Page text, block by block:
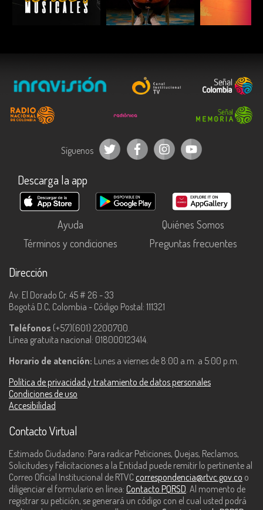
ESCUCHAR ESCUCHAR
Síguenos
Descarga la app
Ayuda
Quiénes Somos
Términos y condiciones
Preguntas frecuentes
Dirección
Av. El Dorado Cr. 45 # 26 - 33
Bogotá D.C, Colombia - Código Postal: 111321
Teléfonos (+57)(601) 2200700.
Línea gratuita nacional: 018000123414.
Horario de atención: Lunes a viernes de 8:00 a.m. a 5:00 p.m.
Política de privacidad y tratamiento de datos personales
Condiciones de uso
Accesibilidad
Contacto Virtual
Estimado Ciudadano: Para radicar Peticiones, Quejas, Reclamos,
Solicitudes y Felicitaciones a la Entidad puede remitir lo pertinente al
Correo Oficial Institucional de RTVC correspondencia@rtvc.gov.co o
diligenciar el formulario en línea: Contacto PQRSD. Al momento de
registrar su petición, se generará un código con el cual usted podrá